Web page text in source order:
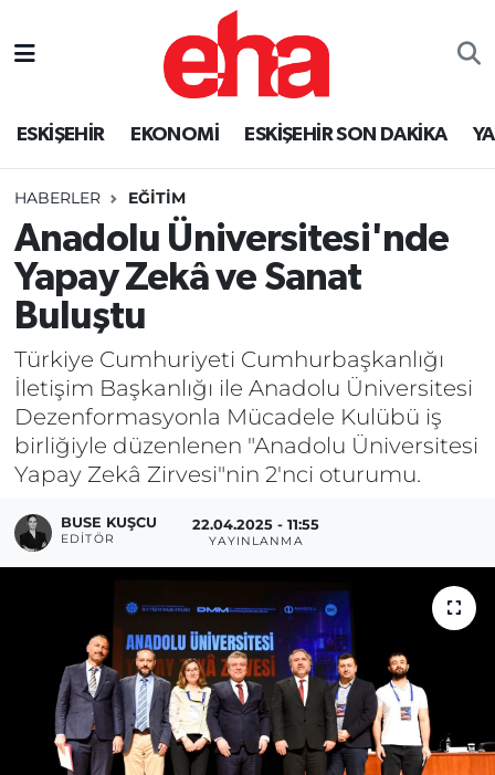
ESKİŞEHİR EKONOMİ ESKİŞEHİR SON DAKİKA
HABERLER EĞİTİM
Anadolu Üniversitesi'nde
Yapay Zekâ ve Sanat
Buluştu
Türkiye Cumhuriyeti Cumhurbaşkanlığı
İletişim Başkanlığı ile Anadolu Üniversitesi
Dezenformasyonla Mücadele Kulübü iş
birliğiyle düzenlenen "Anadolu Üniversitesi
Yapay Zekâ Zirvesi"nin 2'nci oturumu.
BUSE KUŞCU
EDITÖR
22.04.2025 - 11:55
YAYINLANMA